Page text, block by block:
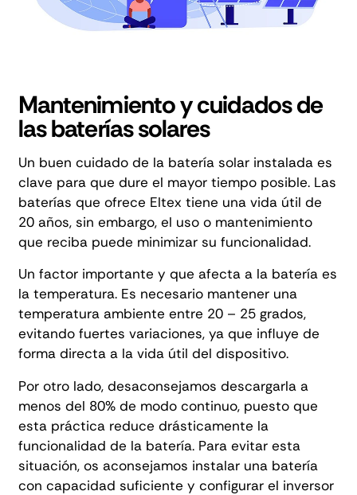
Mantenimiento y cuidados de
las baterías solares
Un buen cuidado de la batería solar instalada es
clave para que dure el mayor tiempo posible. Las
baterías que ofrece Eltex tiene una vida útil de
20 años, sin embargo, el uso o mantenimiento
que reciba puede minimizar su funcionalidad.
Un factor importante y que afecta a la batería es
la temperatura. Es necesario mantener una
temperatura ambiente entre 20 – 25 grados,
evitando fuertes variaciones, ya que influye de
forma directa a la vida útil del dispositivo.
Por otro lado, desaconsejamos descargarla a
menos del 80% de modo continuo, puesto que
esta práctica reduce drásticamente la
funcionalidad de la batería. Para evitar esta
situación, os aconsejamos instalar una batería
con capacidad suficiente y configurar el inversor